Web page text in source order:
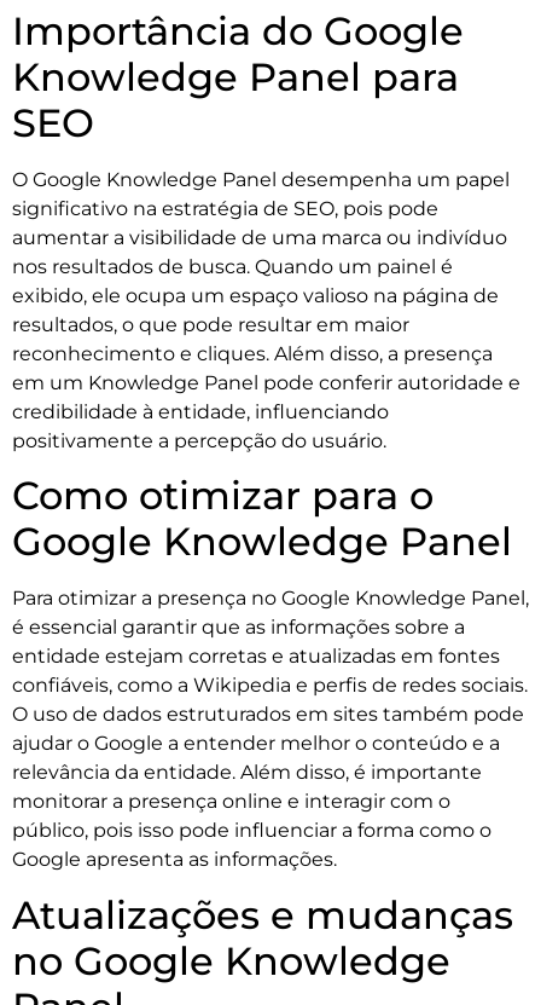
Importância do Google
Knowledge Panel para
SEO
O Google Knowledge Panel desempenha um papel
significativo na estratégia de SEO, pois pode
aumentar a visibilidade de uma marca ou indivíduo
nos resultados de busca. Quando um painel é
exibido, ele ocupa um espaço valioso na página de
resultados, o que pode resultar em maior
reconhecimento e cliques. Além disso, a presença
em um Knowledge Panel pode conferir autoridade e
credibilidade à entidade, influenciando
positivamente a percepção do usuário.
Como otimizar para o
Google Knowledge Panel
Para otimizar a presença no Google Knowledge Panel,
é essencial garantir que as informações sobre a
entidade estejam corretas e atualizadas em fontes
confiáveis, como a Wikipedia e perfis de redes sociais.
O uso de dados estruturados em sites também pode
ajudar o Google a entender melhor o conteúdo e a
relevância da entidade. Além disso, é importante
monitorar a presença online e interagir com o
público, pois isso pode influenciar a forma como o
Google apresenta as informações.
Atualizações e mudanças
no Google Knowledge